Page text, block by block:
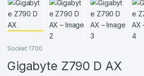
Socket 1700
Gigabyte Z790 D AX